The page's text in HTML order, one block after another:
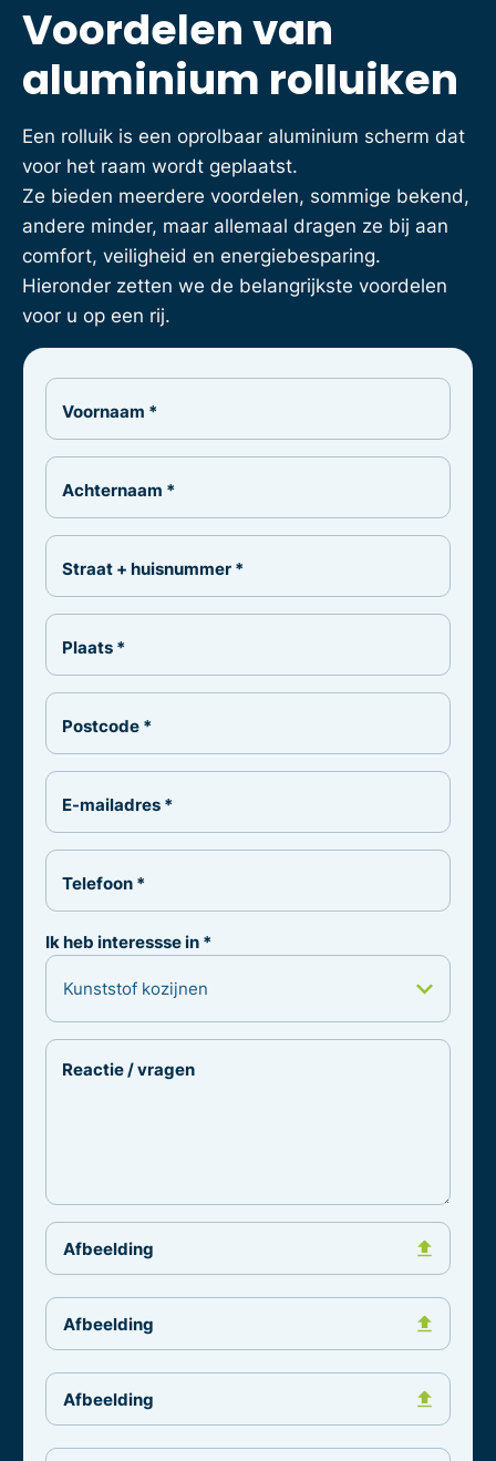
Voordelen van
aluminium rolluiken
Een rolluik is een oprolbaar aluminium scherm dat
voor het raam wordt geplaatst.
Ze bieden meerdere voordelen, sommige bekend,
andere minder, maar allemaal dragen ze bij aan
comfort, veiligheid en energiebesparing.
Hieronder zetten we de belangrijkste voordelen
voor u op een rij.
Voornaam *
Achternaam *
Straat + huisnummer *
Plaats *
Postcode *
E-mailadres *
Telefoon *
Ik heb interessse in *
Reactie / vragen
Afbeelding
Afbeelding
Afbeelding